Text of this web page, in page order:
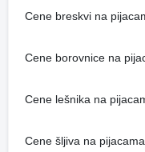
Cene breskvi na
Cene borovnice na
Cene lešnika na
Cene šljiva na pijacama